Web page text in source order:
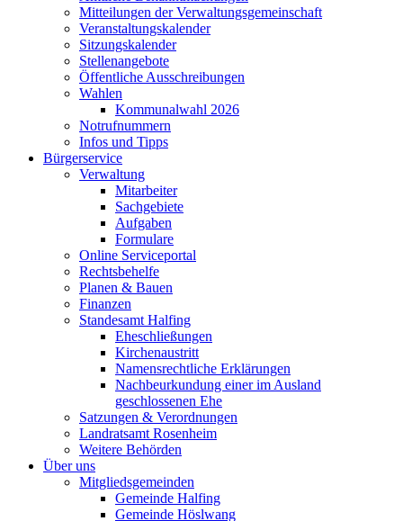
Mitteilungen der Verwaltungsgemeinschaft
Veranstaltungskalender
Sitzungskalender
Stellenangebote
Öffentliche Ausschreibungen
Wahlen
Kommunalwahl 2026
Notrufnummern
Infos und Tipps
Bürgerservice
Verwaltung
Mitarbeiter
Sachgebiete
Aufgaben
Formulare
Online Serviceportal
Rechtsbehelfe
Planen & Bauen
Finanzen
Standesamt Halfing
Eheschließungen
Kirchenaustritt
Namensrechtliche Erklärungen
Nachbeurkundung einer im Ausland
geschlossenen Ehe
Satzungen & Verordnungen
Landratsamt Rosenheim
Weitere Behörden
Über uns
Mitgliedsgemeinden
Gemeinde Halfing
Gemeinde Höslwang